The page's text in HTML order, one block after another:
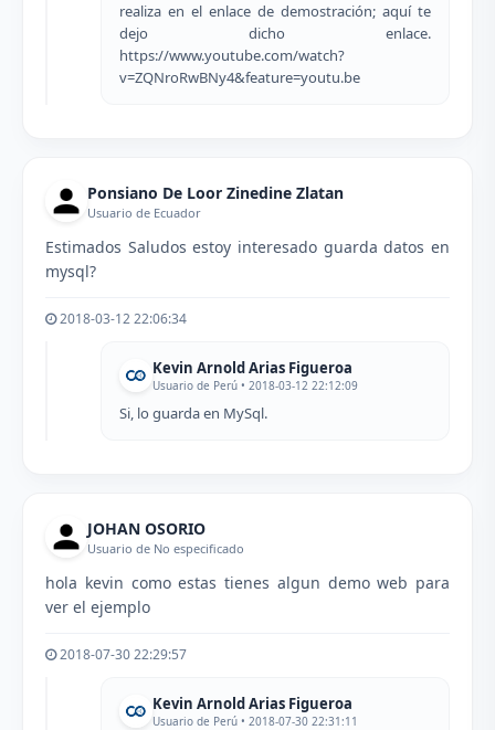
realiza en el enlace de demostración; aquí te
dejo dicho enlace.
https://www.youtube.com/watch?
v=ZQNroRwBNy4&feature=youtu.be
Ponsiano De Loor Zinedine Zlatan
Usuario de Ecuador
Estimados Saludos estoy interesado guarda datos en
mysql?
2018-03-12 22:06:34
Kevin Arnold Arias Figueroa
Usuario de Perú • 2018-03-12 22:12:09
Si, lo guarda en MySql.
JOHAN OSORIO
Usuario de No especificado
hola kevin como estas tienes algun demo web para
ver el ejemplo
2018-07-30 22:29:57
Kevin Arnold Arias Figueroa
Usuario de Perú • 2018-07-30 22:31:11